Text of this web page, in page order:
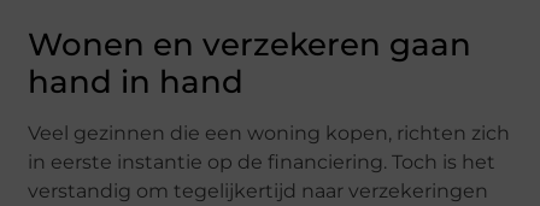
Wonen en verzekeren gaan
hand in hand
Veel gezinnen die een woning kopen, richten zich
in eerste instantie op de financiering. Toch is het
verstandig om tegelijkertijd naar verzekeringen